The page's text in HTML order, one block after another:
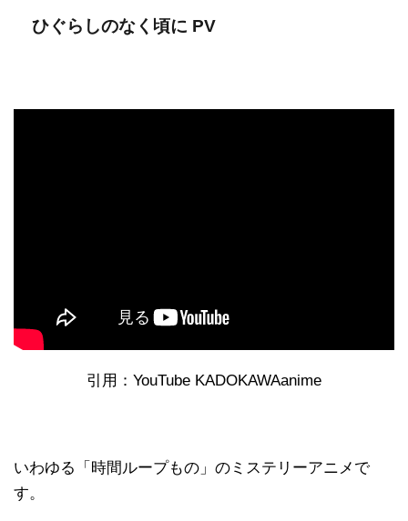
ひぐらしのなく頃に PV
引用：YouTube KADOKAWAanime
いわゆる「時間ループもの」のミステリーアニメで
す。